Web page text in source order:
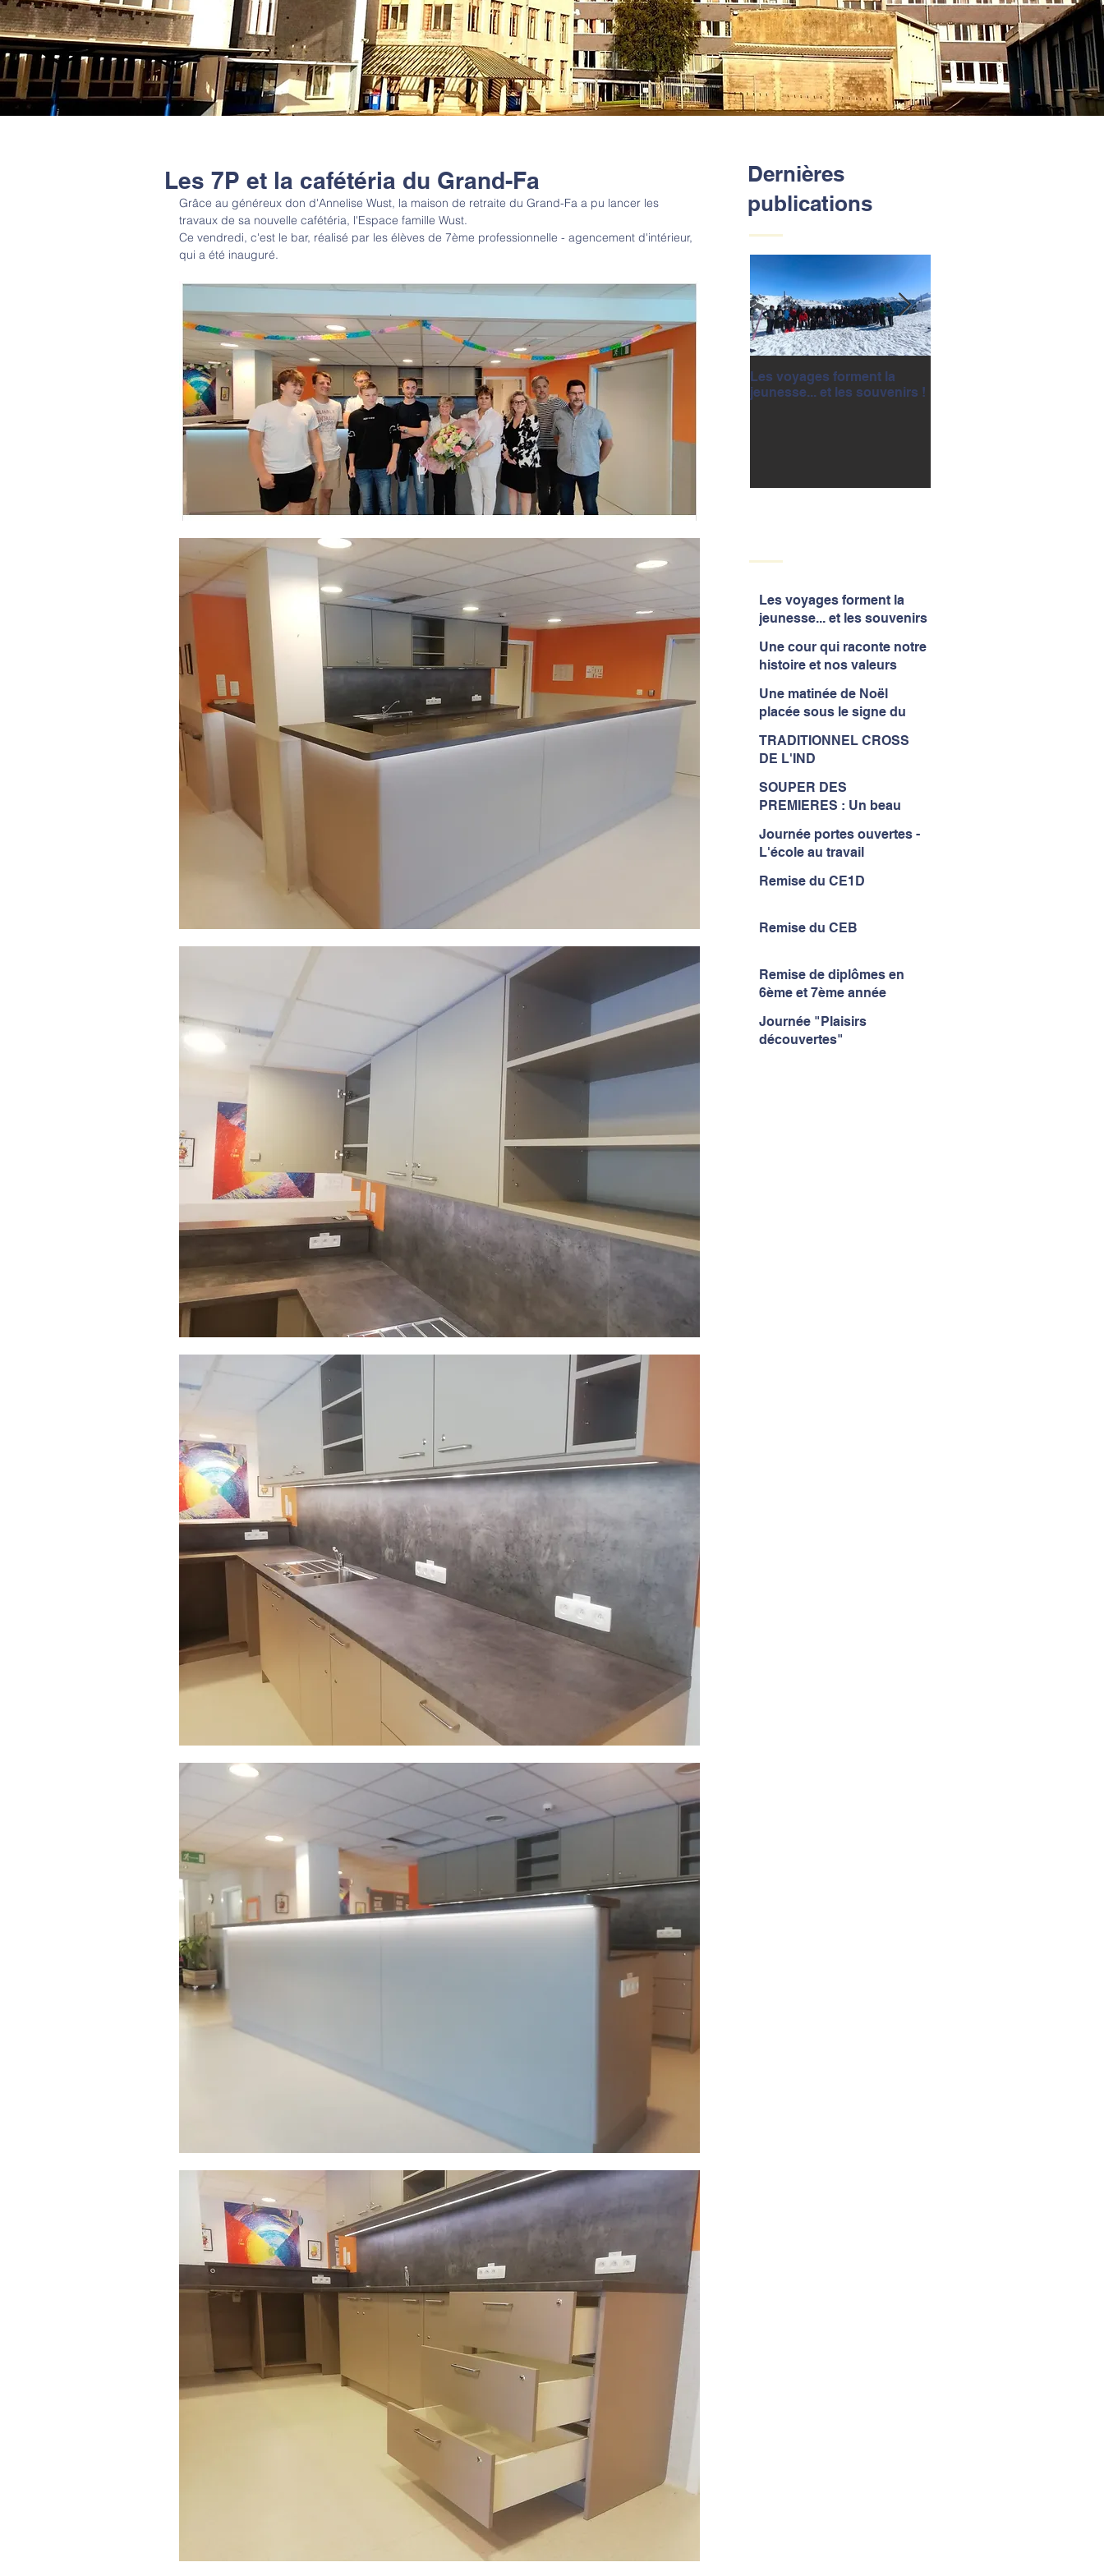
Dernières
publications
Les voyages forment la
jeunesse... et les souvenirs !
Les voyages forment la
jeunesse... et les souvenirs
Une cour qui raconte notre
histoire et nos valeurs
Une matinée de Noël
placée sous le signe du
à l'IND...
TRADITIONNEL CROSS
DE L'IND
SOUPER DES
PREMIERES : Un beau
Journée portes ouvertes -
L'école au travail
Remise du CE1D
Remise du CEB
Remise de diplômes en
6ème et 7ème année
Journée "Plaisirs
découvertes"
Les 7P et la cafétéria du Grand-Fa
Grâce au généreux don d'Annelise Wust, la maison de retraite du Grand-Fa a pu lancer les
travaux de sa nouvelle cafétéria, l'Espace famille Wust.
Ce vendredi, c'est le bar, réalisé par les élèves de 7ème professionnelle - agencement d'intérieur,
qui a été inauguré.